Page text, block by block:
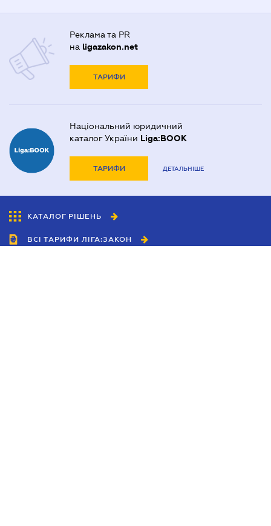
Реклама та PR
на ligazakon.net
ТАРИФИ
Національний юридичний
каталог України Liga:BOOK
ТАРИФИ ДЕТАЛЬНІШЕ
КАТАЛОГ РІШЕНЬ
ВСІ ТАРИФИ ЛІГА:ЗАКОН